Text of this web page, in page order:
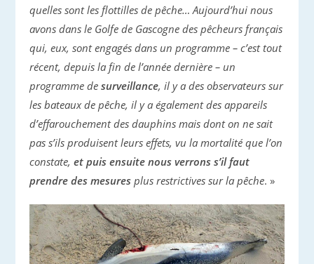
quelles sont les flottilles de pêche… Aujourd’hui nous
avons dans le Golfe de Gascogne des pêcheurs français
qui, eux, sont engagés dans un programme – c’est tout
récent, depuis la fin de l’année dernière – un
programme desurveillance, il y a des observateurs sur
les bateaux de pêche, il y a également des appareils
d’effarouchement des dauphins mais dont on ne sait
pas s’ils produisent leurs effets, vu la mortalité que l’on
constate,et puis ensuite nous verrons s’il faut
prendre des mesures plus restrictives sur la pêche. »